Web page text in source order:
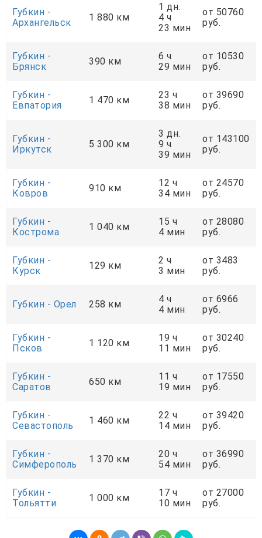
Губкин -
Архангельск
1 880 км
1 дн.
4 ч
23 мин
от 50760
руб.
Губкин -
Брянск
390 км
6 ч
29 мин
от 10530
руб.
Губкин -
Евпатория
1 470 км
23 ч
38 мин
от 39690
руб.
Губкин -
Иркутск
5 300 км
3 дн.
9 ч
39 мин
от 143100
руб.
Губкин -
Ковров
910 км
12 ч
34 мин
от 24570
руб.
Губкин -
Кострома
1 040 км
15 ч
4 мин
от 28080
руб.
Губкин -
Курск
129 км
2 ч
3 мин
от 3483
руб.
Губкин - Орел 258 км
4 ч
4 мин
от 6966
руб.
Губкин -
Псков
1 120 км
19 ч
11 мин
от 30240
руб.
Губкин -
Саратов
650 км
11 ч
19 мин
от 17550
руб.
Губкин -
Севастополь
1 460 км
22 ч
14 мин
от 39420
руб.
Губкин -
Симферополь
1 370 км
20 ч
54 мин
от 36990
руб.
Губкин -
Тольятти
1 000 км
17 ч
10 мин
от 27000
руб.